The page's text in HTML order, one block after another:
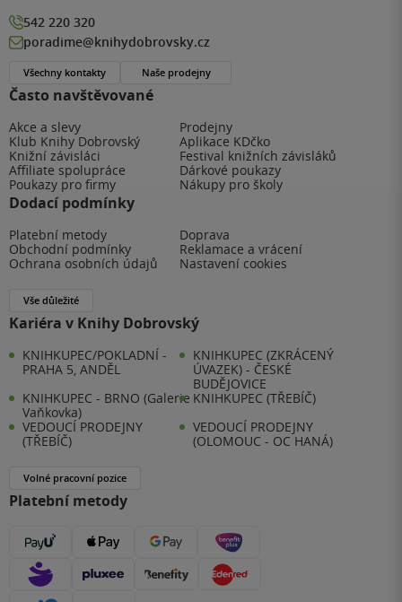
Často navštěvované
Akce a slevy
Prodejny
Klub Knihy Dobrovský
Aplikace KDčko
Knižní závisláci
Festival knižních závisláků
Affiliate spolupráce
Dárkové poukazy
Poukazy pro firmy
Nákupy pro školy
Dodací podmínky
Platební metody
Doprava
Obchodní podmínky
Reklamace a vrácení
Ochrana osobních údajů
Nastavení cookies
Vše důležité
Kariéra v Knihy Dobrovský
KNIHKUPEC/POKLADNÍ -
PRAHA 5, ANDĚL
KNIHKUPEC (ZKRÁCENÝ
ÚVAZEK) - ČESKÉ
BUDĚJOVICE
KNIHKUPEC - BRNO (Galerie
Vaňkovka)
KNIHKUPEC (TŘEBÍČ)
VEDOUCÍ PRODEJNY
(TŘEBÍČ)
VEDOUCÍ PRODEJNY
(OLOMOUC - OC HANÁ)
Volné pracovní pozice
Platební metody
542 220 320
poradime@knihydobrovsky.cz
Všechny kontakty Naše prodejny